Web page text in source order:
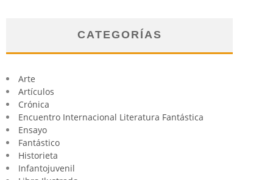
CATEGORÍAS
Arte
Artículos
Crónica
Encuentro Internacional Literatura Fantástica
Ensayo
Fantástico
Historieta
Infantojuvenil